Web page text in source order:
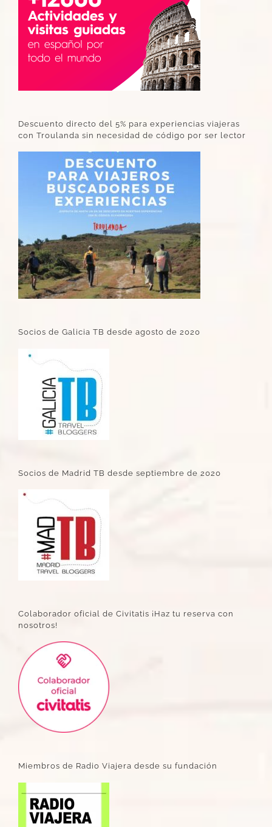
Descuento directo del 5% para experiencias viajeras
con Troulanda sin necesidad de código por ser lector
Socios de Galicia TB desde agosto de 2020
Socios de Madrid TB desde septiembre de 2020
Colaborador oficial de Civitatis ¡Haz tu reserva con
nosotros!
Miembros de Radio Viajera desde su fundación